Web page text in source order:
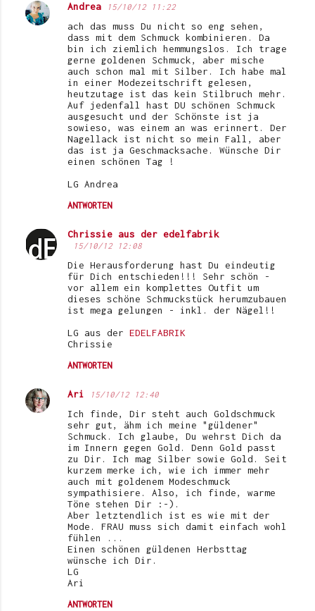
K
Andrea 15/10/12 11:22
ach das muss Du nicht so eng sehen,
dass mit dem Schmuck kombinieren. Da
bin ich ziemlich hemmungslos. Ich trage
gerne goldenen Schmuck, aber mische
auch schon mal mit Silber. Ich habe mal
in einer Modezeitschrift gelesen,
heutzutage ist das kein Stilbruch mehr.
Auf jedenfall hast DU schönen Schmuck
ausgesucht und der Schönste ist ja
sowieso, was einem an was erinnert. Der
Nagellack ist nicht so mein Fall, aber
das ist ja Geschmacksache. Wünsche Dir
einen schönen Tag !
LG Andrea
ANTWORTEN
Chrissie aus der edelfabrik
15/10/12 12:08
Die Herausforderung hast Du eindeutig
für Dich entschieden!!! Sehr schön -
vor allem ein komplettes Outfit um
dieses schöne Schmuckstück herumzubauen
ist mega gelungen - inkl. der Nägel!!
LG aus der EDELFABRIK
Chrissie
ANTWORTEN
Ari 15/10/12 12:40
Ich finde, Dir steht auch Goldschmuck
sehr gut, ähm ich meine "güldener"
Schmuck. Ich glaube, Du wehrst Dich da
im Innern gegen Gold. Denn Gold passt
zu Dir. Ich mag Silber sowie Gold. Seit
kurzem merke ich, wie ich immer mehr
auch mit goldenem Modeschmuck
sympathisiere. Also, ich finde, warme
Töne stehen Dir :-).
Aber letztendlich ist es wie mit der
Mode. FRAU muss sich damit einfach wohl
fühlen ...
Einen schönen güldenen Herbsttag
wünsche ich Dir.
LG
Ari
ANTWORTEN